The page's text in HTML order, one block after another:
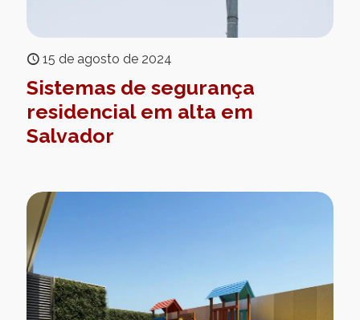
15 de agosto de 2024
Sistemas de segurança
residencial em alta em
Salvador